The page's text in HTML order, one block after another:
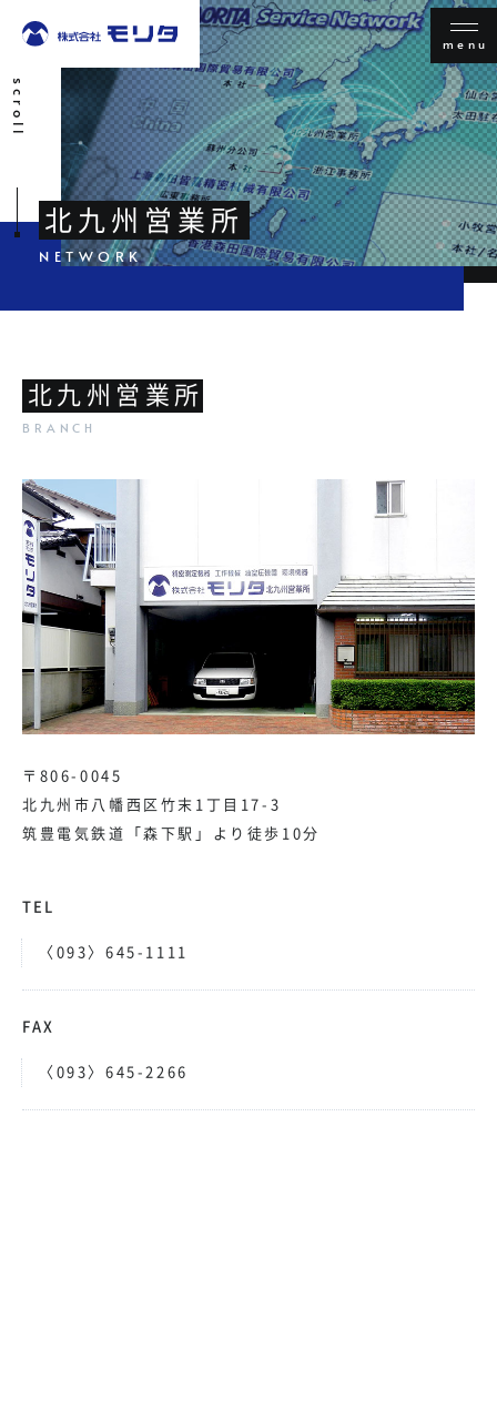
scroll
menu
北九州営業所
北九州営業所
〒806-0045
北九州市八幡西区竹末1丁目17-3
筑豊電気鉄道「森下駅」より徒歩10分
TEL
〈093〉645-1111
FAX
〈093〉645-2266